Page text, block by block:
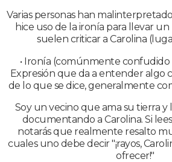
Varias personas han
hice uso de la ironía para llevar
suelen criticar a Carolina
• Ironía (comúnmente confudido
Expresión que da a entender algo
de lo que se dice, generalmente
Soy un vecino que ama su tierra y
documentando a Carolina. Si
notarás que realmente resalto
cuales uno debe decir "¡rayos,
ofrecer!"